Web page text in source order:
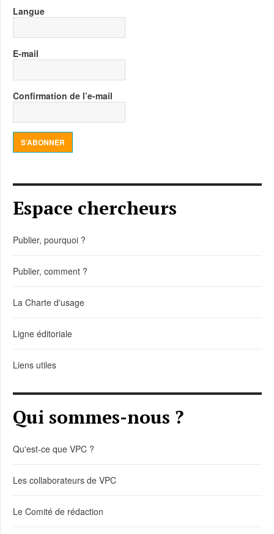
Langue
E-mail
Confirmation de l’e-mail
S’ABONNER
Espace chercheurs
Publier, pourquoi ?
Publier, comment ?
La Charte d'usage
Ligne éditoriale
Liens utiles
Qui sommes-nous ?
Qu'est-ce que VPC ?
Les collaborateurs de VPC
Le Comité de rédaction